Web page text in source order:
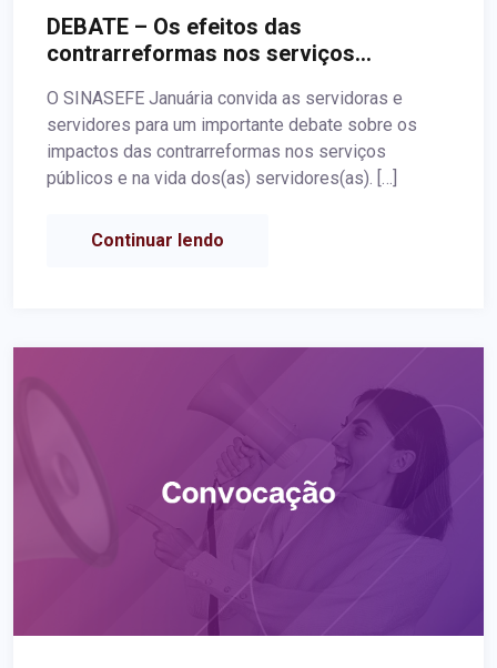
DEBATE – Os efeitos das
contrarreformas nos serviços
públicos ativos, aposentados e
pensionistas
O SINASEFE Januária convida as servidoras e
servidores para um importante debate sobre os
impactos das contrarreformas nos serviços
públicos e na vida dos(as) servidores(as). […]
Continuar lendo